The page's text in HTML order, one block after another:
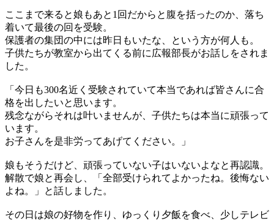
ここまで来ると娘もあと1回だからと腹を括ったのか、落ち
着いて最後の回を受験。
保護者の集団の中には昨日もいたな、という方が何人も。
子供たちが教室から出てくる前に広報部長がお話しをされま
した。
「今日も300名近く受験されていて本当であれば皆さんに合
格を出したいと思います。
残念ながらそれは叶いませんが、子供たちは本当に頑張って
います。
お子さんを是非労ってあげてください。」
娘もそうだけど、頑張っていない子はいないよなと再認識。
解散で娘と再会し、「全部受けられてよかったね。後悔ない
よね。」と話しました。
その日は娘の好物を作り、ゆっくり夕飯を食べ、少しテレビ